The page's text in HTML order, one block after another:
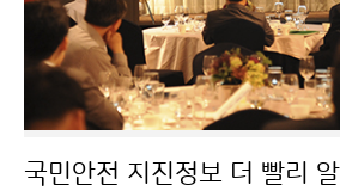
국민안전 지진정보 더 빨리